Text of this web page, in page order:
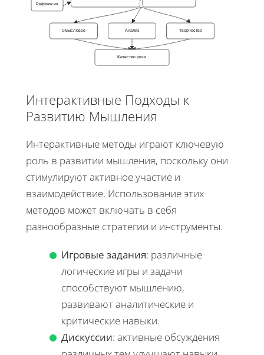
Рефлексия
Смысловое Анализ Творчество
Качество речи
Интерактивные Подходы к
Развитию Мышления
Интерактивные методы играют ключевую
роль в развитии мышления, поскольку они
стимулируют активное участие и
взаимодействие. Использование этих
методов может включать в себя
разнообразные стратегии и инструменты.
Игровые задания: различные
логические игры и задачи
способствуют мышлению,
развивают аналитические и
критические навыки.
Дискуссии: активные обсуждения